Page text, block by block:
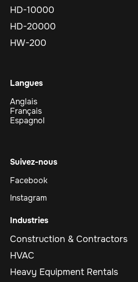
HD-10000
HD-20000
HW-200
Langues
Anglais
Français
Espagnol
Suivez-nous
Facebook
Instagram
Industries
Construction & Contractors
HVAC
Heavy Equipment Rentals